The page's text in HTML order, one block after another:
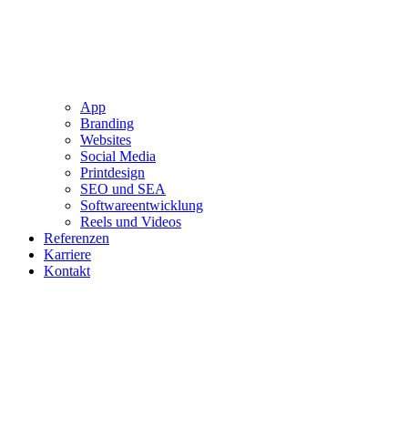
App
Branding
Websites
Social Media
Printdesign
SEO und SEA
Softwareentwicklung
Reels und Videos
Referenzen
Karriere
Kontakt